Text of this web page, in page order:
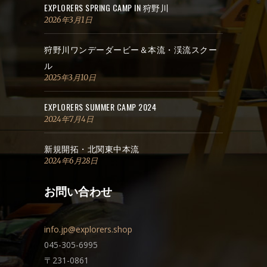
EXPLORERS SPRING CAMP IN 狩野川
2026年3月1日
狩野川ワンデーダービー＆本流・渓流スクー
ル
2025年3月10日
EXPLORERS SUMMER CAMP 2024
2024年7月4日
新規開拓・北関東中本流
2024年6月28日
お問い合わせ
info.jp@explorers.shop
045-305-6995
〒231-0861